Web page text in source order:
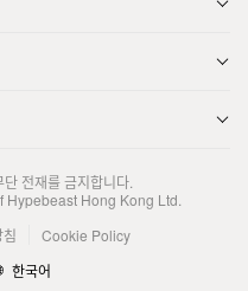
단 전재를 금지합니다.
Hong Kong Ltd.
Cookie Policy
한국어